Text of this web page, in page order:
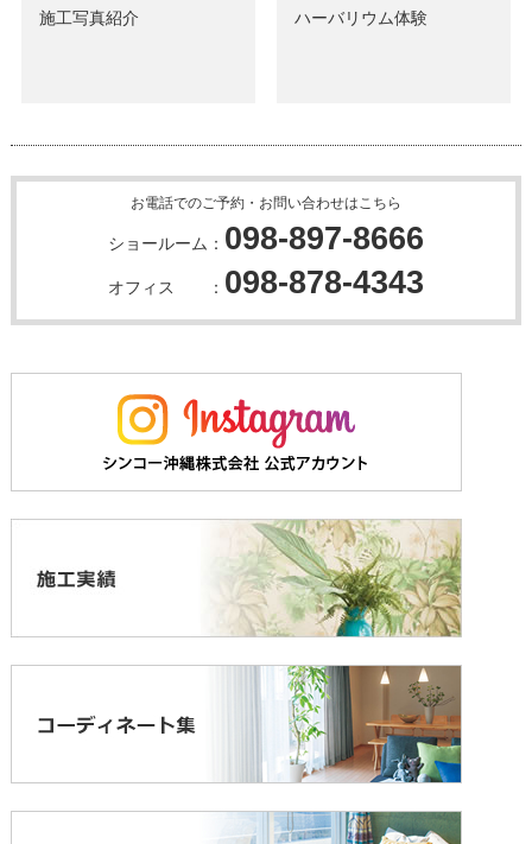
施工写真紹介 ハーバリウム体験
お電話でのご予約・お問い合わせはこちら
ショールーム： 098-897-8666
オフィス ： 098-878-4343